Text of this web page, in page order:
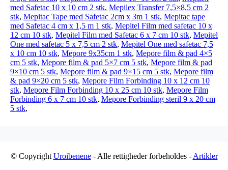
med Safetac 10 x 10 cm 2 stk, Mepilex Transfer 7,5×8,5 cm 2
stk, Mepitac Tape med Safetac 2cm x 3m 1 stk, Mepitac tape
med Safetac 4 cm x 1,5 m 1 stk, Mepitel Film med safetac 10 x
12 cm 10 stk, Mepitel Film med Safetac 6 x 7 cm 10 stk, Mepitel
One med safetac 5 x 7,5 cm 2 stk, Mepitel One med safetac 7,5
x 10 cm 10 stk, Mepore 9x35cm 1 stk, Mepore film & pad 4×5
cm 5 stk, Mepore film & pad 5×7 cm 5 stk, Mepore film & pad
9×10 cm 5 stk, Mepore film & pad 9×15 cm 5 stk, Mepore film
& pad 9×20 cm 5 stk, Mepore Film Forbinding 10 x 12 cm 10
stk, Mepore Film Forbinding 10 x 25 cm 10 stk, Mepore Film
Forbinding 6 x 7 cm 10 stk, Mepore Forbinding steril 9 x 20 cm
5 stk,
© Copyright Uroibenene- Alle rettigheder forbeholdes - Artikler